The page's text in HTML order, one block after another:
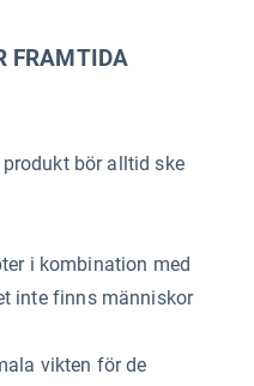
FRAMTIDA
bör alltid ske
i kombination med
inte finns människor
vikten för de